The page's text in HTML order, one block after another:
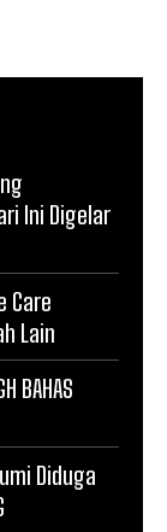
Ini Digelar
Care
Lain
BAHAS
Diduga